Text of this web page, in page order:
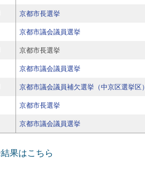
京都市長選挙
京都市議会議員選挙
京都市長選挙
京都市議会議員選挙
京都市議会議員補欠選挙（中京区選挙区）
京都市長選挙
京都市議会議員選挙
果はこちら